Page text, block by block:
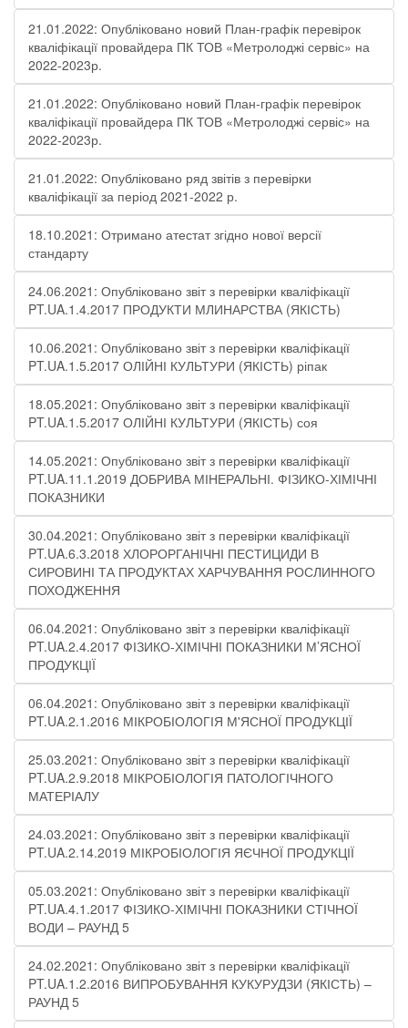
21.01.2022: Опубліковано новий План-графік перевірок
кваліфікації провайдера ПК ТОВ «Метролоджі сервіс» на
2022-2023р.
21.01.2022: Опубліковано новий План-графік перевірок
кваліфікації провайдера ПК ТОВ «Метролоджі сервіс» на
2022-2023р.
21.01.2022: Опубліковано ряд звітів з перевірки
кваліфікації за період 2021-2022 р.
18.10.2021: Отримано атестат згідно нової версії
стандарту
24.06.2021: Опубліковано звіт з перевірки кваліфікації
PT.UA.1.4.2017 ПРОДУКТИ МЛИНАРСТВА (ЯКІСТЬ)
10.06.2021: Опубліковано звіт з перевірки кваліфікації
PT.UA.1.5.2017 ОЛІЙНІ КУЛЬТУРИ (ЯКІСТЬ) ріпак
18.05.2021: Опубліковано звіт з перевірки кваліфікації
PT.UA.1.5.2017 ОЛІЙНІ КУЛЬТУРИ (ЯКІСТЬ) соя
14.05.2021: Опубліковано звіт з перевірки кваліфікації
PT.UA.11.1.2019 ДОБРИВА МІНЕРАЛЬНІ. ФІЗИКО-ХІМІЧНІ
ПОКАЗНИКИ
30.04.2021: Опубліковано звіт з перевірки кваліфікації
PT.UA.6.3.2018 ХЛОРОРГАНІЧНІ ПЕСТИЦИДИ В
СИРОВИНІ ТА ПРОДУКТАХ ХАРЧУВАННЯ РОСЛИННОГО
ПОХОДЖЕННЯ
06.04.2021: Опубліковано звіт з перевірки кваліфікації
PT.UA.2.4.2017 ФІЗИКО-ХІМІЧНІ ПОКАЗНИКИ М’ЯСНОЇ
ПРОДУКЦІЇ
06.04.2021: Опубліковано звіт з перевірки кваліфікації
PT.UA.2.1.2016 МІКРОБІОЛОГІЯ М'ЯСНОЇ ПРОДУКЦІЇ
25.03.2021: Опубліковано звіт з перевірки кваліфікації
PT.UA.2.9.2018 МІКРОБІОЛОГІЯ ПАТОЛОГІЧНОГО
МАТЕРІАЛУ
24.03.2021: Опубліковано звіт з перевірки кваліфікації
PT.UA.2.14.2019 МІКРОБІОЛОГІЯ ЯЄЧНОЇ ПРОДУКЦІЇ
05.03.2021: Опубліковано звіт з перевірки кваліфікації
PT.UA.4.1.2017 ФІЗИКО-ХІМІЧНІ ПОКАЗНИКИ СТІЧНОЇ
ВОДИ – РАУНД 5
24.02.2021: Опубліковано звіт з перевірки кваліфікації
PT.UA.1.2.2016 ВИПРОБУВАННЯ КУКУРУДЗИ (ЯКІСТЬ) –
РАУНД 5